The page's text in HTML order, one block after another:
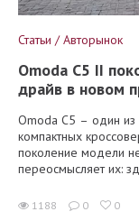
Статьи / Авторынок
Omoda C5 II
драйв в новом
Omoda C5 – один из
компактных
поколение модели
переосмысляет их:
1188 0 0